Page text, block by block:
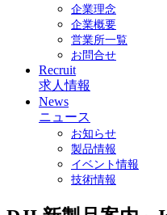
企業理念
企業概要
営業所一覧
お問合せ
Recruit
求人情報
News
ニュース
お知らせ
製品情報
イベント情報
技術情報